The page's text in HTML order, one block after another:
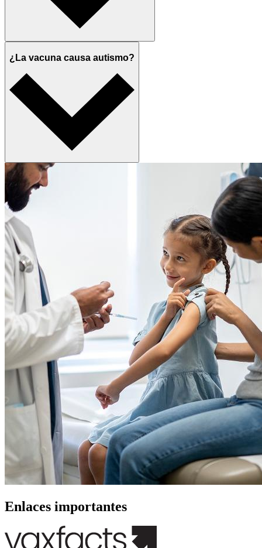
¿La vacuna causa autismo?
Enlaces importantes